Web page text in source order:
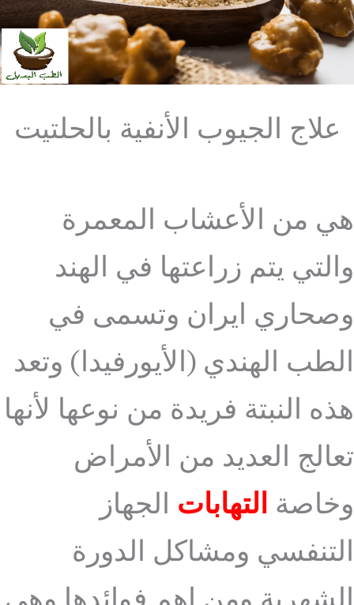
علاج الجيوب الأنفية بالحلتيت
هي من الأعشاب المعمرة
والتي يتم زراعتها في الهند
وصحاري ايران وتسمى في
الطب الهندي (الأيورفيدا) وتعد
هذه النبتة فريدة من نوعها لأنها
تعالج العديد من الأمراض
وخاصة التهابات الجهاز
التنفسي ومشاكل الدورة